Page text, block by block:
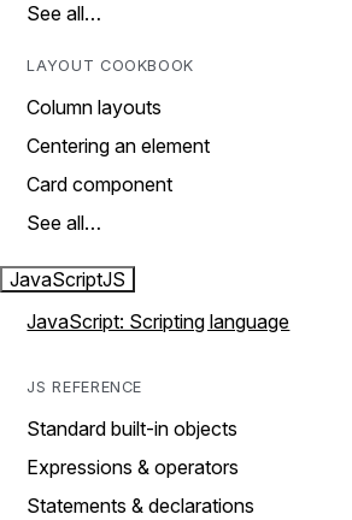
See all…
LAYOUT COOKBOOK
Column layouts
Centering an element
Card component
See all…
JavaScriptJS
JavaScript: Scripting language
JS REFERENCE
Standard built-in objects
Expressions & operators
Statements & declarations